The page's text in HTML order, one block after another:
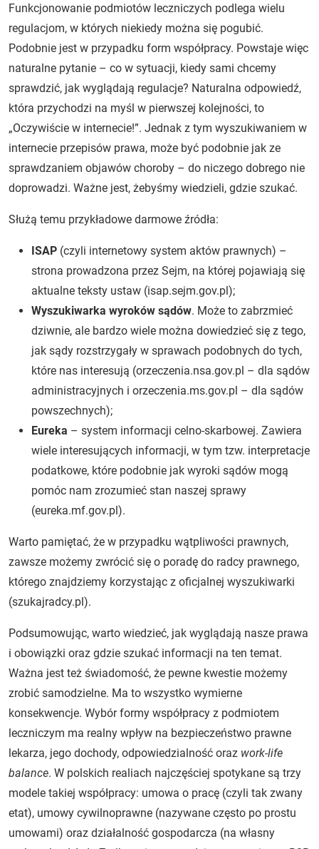
Funkcjonowanie podmiotów leczniczych podlega wielu
regulacjom, w których niekiedy można się pogubić.
Podobnie jest w przypadku form współpracy. Powstaje więc
naturalne pytanie – co w sytuacji, kiedy sami chcemy
sprawdzić, jak wyglądają regulacje? Naturalna odpowiedź,
która przychodzi na myśl w pierwszej kolejności, to
„Oczywiście w internecie!”. Jednak z tym wyszukiwaniem w
internecie przepisów prawa, może być podobnie jak ze
sprawdzaniem objawów choroby – do niczego dobrego nie
doprowadzi. Ważne jest, żebyśmy wiedzieli, gdzie szukać.
Służą temu przykładowe darmowe źródła:
ISAP (czyli internetowy system aktów prawnych) –
strona prowadzona przez Sejm, na której pojawiają się
aktualne teksty ustaw (isap.sejm.gov.pl);
Wyszukiwarka wyroków sądów. Może to zabrzmieć
dziwnie, ale bardzo wiele można dowiedzieć się z tego,
jak sądy rozstrzygały w sprawach podobnych do tych,
które nas interesują (orzeczenia.nsa.gov.pl – dla sądów
administracyjnych i orzeczenia.ms.gov.pl – dla sądów
powszechnych);
Eureka – system informacji celno-skarbowej. Zawiera
wiele interesujących informacji, w tym tzw. interpretacje
podatkowe, które podobnie jak wyroki sądów mogą
pomóc nam zrozumieć stan naszej sprawy
(eureka.mf.gov.pl).
Warto pamiętać, że w przypadku wątpliwości prawnych,
zawsze możemy zwrócić się o poradę do radcy prawnego,
którego znajdziemy korzystając z oficjalnej wyszukiwarki
(szukajradcy.pl).
Podsumowując, warto wiedzieć, jak wyglądają nasze prawa
i obowiązki oraz gdzie szukać informacji na ten temat.
Ważna jest też świadomość, że pewne kwestie możemy
zrobić samodzielne. Ma to wszystko wymierne
konsekwencje. Wybór formy współpracy z podmiotem
leczniczym ma realny wpływ na bezpieczeństwo prawne
lekarza, jego dochody, odpowiedzialność oraz work-life
balance. W polskich realiach najczęściej spotykane są trzy
modele takiej współpracy: umowa o pracę (czyli tak zwany
etat), umowy cywilnoprawne (nazywane często po prostu
umowami) oraz działalność gospodarcza (na własny